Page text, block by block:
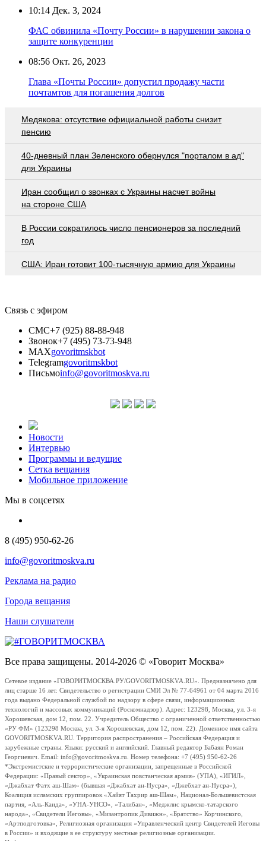
10:14 Дек. 3, 2024
ФАС обвинила «Почту России» в нарушении закона о
защите конкуренции
08:56 Окт. 26, 2023
Глава «Почты России» допустил продажу части
почтамтов для погашения долгов
Медякова: отсутствие официальной работы снизит
пенсию
40-дневный план Зеленского обернулся "порталом в ад"
для Украины
Иран сообщил о звонках с Украины насчет войны
на стороне США
В России сократилось число пенсионеров за последний
год
США: Иран готовит 100-тысячную армию для Украины
Связь с эфиром
СМС+7 (925) 88-88-948
Звонок+7 (495) 73-73-948
MAXgovoritmskbot
Telegramgovoritmskbot
Письмоinfo@govoritmoskva.ru
Новости
Интервью
Программы и ведущие
Сетка вещания
Мобильное приложение
Мы в соцсетях
8 (495) 950-62-26
info@govoritmoskva.ru
Реклама на радио
Города вещания
Наши слушатели
Все права защищены. 2014-2026 © «Говорит Москва»
Сетевое издание «ГОВОРИТМОСКВА.РУ/GOVORITMOSKVA.RU». Предназначено для
лиц старше 16 лет. Свидетельство о регистрации СМИ Эл № 77-64961 от 04 марта 2016
года выдано Федеральной службой по надзору в сфере связи, информационных
технологий и массовых коммуникаций (Роскомнадзор). Адрес: 123298, Москва, ул. 3-я
Хорошевская, дом 12, пом. 22. Учредитель Общество с ограниченной ответственностью
«РУ ФМ» (123298 Москва, ул. 3-я Хорошевская, дом 12, пом. 22). Доменное имя сайта
GOVORITMOSKVA.RU. Территория распространения – Российская Федерация и
зарубежные страны. Языки: русский и английский. Главный редактор Бабаян Роман
Георгиевич. Email: info@govoritmoskva.ru. Номер телефона: +7 (495) 950-62-26
*Экстремистские и террористические организации, запрещенные в Российской
Федерации: «Правый сектор», «Украинская повстанческая армия» (УПА), «ИГИЛ»,
«Джабхат Фатх аш-Шам» (бывшая «Джабхат ан-Нусра», «Джебхат ан-Нусра»),
Коалиция исламских группировок «Хайят Тахрир аш-Шам», Национал-Большевистская
партия, «Аль-Каида», «УНА-УНСО», «Талибан», «Меджлис крымско-татарского
народа», «Свидетели Иеговы», «Мизантропик Дивижн», «Братство» Корчинского,
«Артподготовка», Религиозная организация «Управленческий центр Свидетелей Иеговы
в России» и входящие в ее структуру местные религиозные организации.